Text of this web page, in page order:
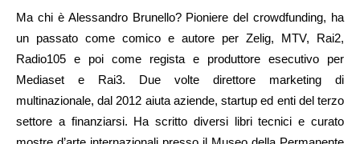
Ma chi è Alessandro Brunello? Pioniere del crowdfunding, ha
un passato come comico e autore per Zelig, MTV, Rai2,
Radio105 e poi come regista e produttore esecutivo per
Mediaset e Rai3. Due volte direttore marketing di
multinazionale, dal 2012 aiuta aziende, startup ed enti del terzo
settore a finanziarsi. Ha scritto diversi libri tecnici e curato